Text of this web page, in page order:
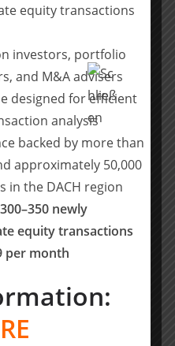
| Aftersales Optimierung
| TMT | Automotive |
| eCommerce |
| Umwelttechnik | HR-
Bildverarbeitung
(at) bluemont-
equity transactions
investors, portfolio
and M&A advisers
designed for efficient
analysis
backed by more than
approximately 50,000
in the DACH region
300–350 newly
equity transactions
per month